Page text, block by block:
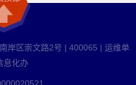
岸区崇文路2号 | 400065 | 运维单
息化办